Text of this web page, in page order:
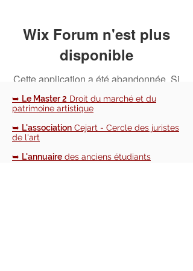
Wix Forum n'est plus
disponible
Cette application a été abandonnée. Si
vous avez besoin d'une application
communautaire, utilisez Wix Groups.
➥ Le Master 2 Droit du marché et du
patrimoine artistique
➥ L'association Cejart - Cercle des juristes
de l'art
➥ L'annuaire des anciens étudiants